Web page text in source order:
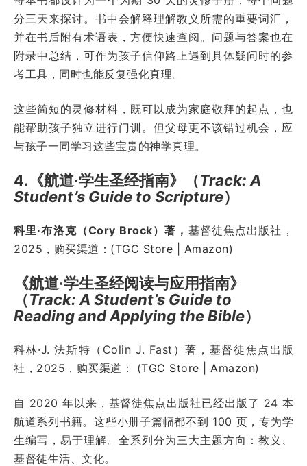
分三天来探讨。书中会解释理解教义所需的重要词汇，
并在书后附有术语表，方便快速查阅。问题与答案也在
附录中总结，可作为孩子信仰路上遇到具体疑问时的参
考工具，同时也能反复强化真理。
这些简短的灵修材料，既可以成为家庭敬拜的起点，也
能帮助孩子独立进行门训。但父母更不该错过机会，应
与孩子一同学习这些宝贵的神学真理。
4.《航道·学生圣经指南》（Track: A
Student’s Guide to Scripture）
科里·布洛克（Cory Brock）著， 基督徒焦点出版社，
2025，购买渠道：(TGC Store Amazon)
《航道·学生圣经阅读与应用指南》
（Track: A Student’s Guide to
Reading and Applying the Bible）
科林·J. 法斯特（Colin J. Fast）著，基督徒焦点出版
社，2025，购买渠道： (TGC Store Amazon)
自 2020 年以来，基督徒焦点出版社已经出版了 24 本
航道系列书籍。这些小册子篇幅都不到 100 页，专为学
生编写，易于理解。全系列分为三大主题方向：教义、
基督徒生活、文化。